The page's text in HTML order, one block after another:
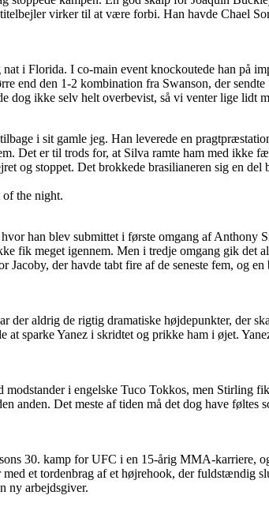
virker til at være forbi. Han havde Chael
i Florida. I co-main event knockoutede han på
end den 1-2 kombination fra Swanson, der
dog ikke selv helt overbevist, så vi venter lige lidt
i sit gamle jeg. Han leverede en
Det er til trods for, at Silva ramte ham med ikke
og stoppet. Det brokkede brasilianeren sig en del
of the night.
han blev submittet i første omgang af Anthony
fik meget igennem. Men i tredje omgang gik det
der havde tabt fire af de seneste fem, og en
aldrig de rigtig dramatiske højdepunkter, der
sparke Yanez i skridtet og prikke ham i øjet.
i engelske Tuco Tokkos, men Stirling
anden. Det meste af tiden må det dog have føltes
30. kamp for UFC i en 15-årig MMA-karriere,
et tordenbrag af et højrehook, der fuldstændig
ny arbejdsgiver.